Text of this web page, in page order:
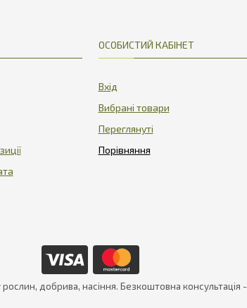
ОСОБИСТИЙ КАБІНЕТ
Вхід
Вибрані товари
Переглянуті
добрива, насіння. Безкоштовна консультація -